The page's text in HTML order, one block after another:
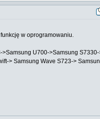
w oprogramowaniu.
U700->Samsung S7330-
> Samsung Wave S723->